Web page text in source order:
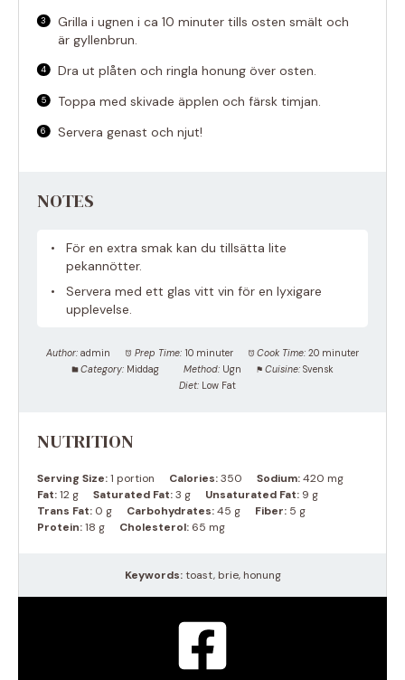
Grilla i ugnen i ca 10 minuter tills osten smält och
är gyllenbrun.
Dra ut plåten och ringla honung över osten.
Toppa med skivade äpplen och färsk timjan.
Servera genast och njut!
NOTES
För en extra smak kan du tillsätta lite
pekannötter.
Servera med ett glas vitt vin för en lyxigare
upplevelse.
Author: admin Prep Time: 10 minuter Cook Time: 20 minuter
Category: Middag Method: Ugn Cuisine: Svensk
Diet: Low Fat
NUTRITION
Serving Size:1 portion Calories:350 Sodium:420 mg
Fat:12 g Saturated Fat:3 g Unsaturated Fat: 9 g
Trans Fat: 0 g Carbohydrates:45 g Fiber: 5 g
Protein:18 g Cholesterol: 65 mg
Keywords:toast, brie, honung